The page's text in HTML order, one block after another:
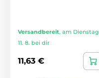
Versandbereit, am Dienstag
11. 8. bei dir
11,63 €